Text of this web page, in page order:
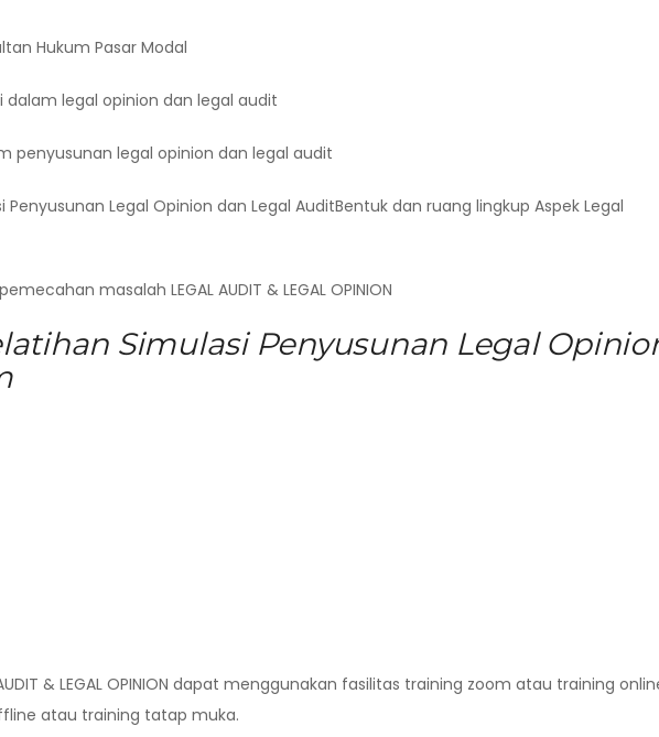
Hukum Pasar Modal
dalam legal opinion dan legal audit
penyusunan legal opinion dan legal audit
Penyusunan Legal Opinion dan Legal AuditBentuk dan ruang lingkup Aspek Legal
masalah LEGAL AUDIT & LEGAL OPINION
Simulasi Penyusunan Legal
& LEGAL OPINION dapat menggunakan fasilitas training zoom atau training
atau training tatap muka.